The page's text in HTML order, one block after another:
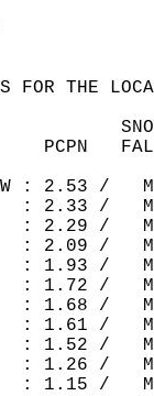
FOR THE
SNOW
FALL
SSW : 2.53
: 2.33 /
: 2.29 /
: 2.09 /
: 1.93 /
S     : 1.72 /
: 1.68 /
: 1.61
: 1.52 /
: 1.26 /
: 1.15 /